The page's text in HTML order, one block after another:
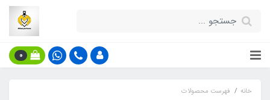
0
خانه
فهرست محصولات